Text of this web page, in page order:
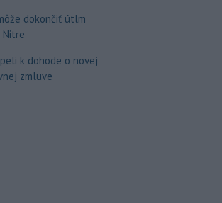
dokončiť útlm
k dohode o novej
zmluve